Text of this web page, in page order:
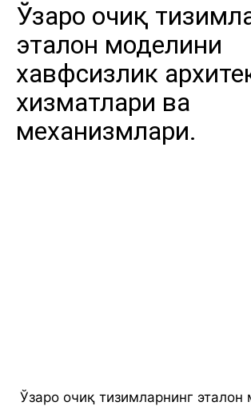
Ўзаро очиқ
эталон моделини
хавфсизлик
хизматлари ва
механизмлари.
Ўзаро очиқ тизимларнинг эталон